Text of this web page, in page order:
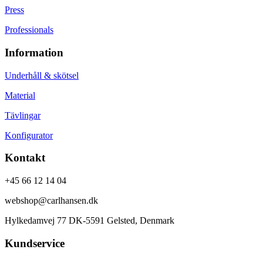
Press
Professionals
Information
Underhåll & skötsel
Material
Tävlingar
Konfigurator
Kontakt
+45 66 12 14 04
webshop@carlhansen.dk
Hylkedamvej 77 DK-5591 Gelsted, Denmark
Kundservice